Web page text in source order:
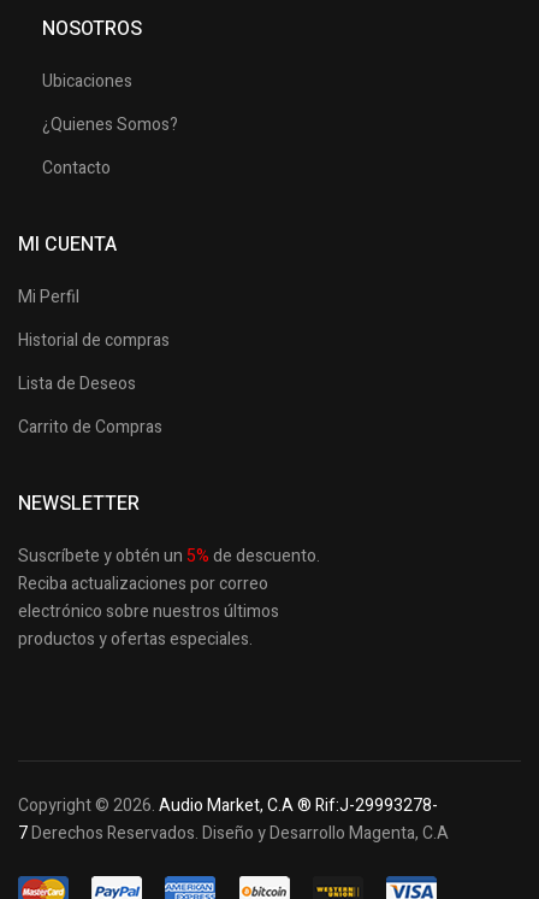
NOSOTROS
Ubicaciones
¿Quienes Somos?
Contacto
MI CUENTA
Mi Perfil
Historial de compras
Lista de Deseos
Carrito de Compras
NEWSLETTER
Suscríbete y obtén un 5%de descuento.
Reciba actualizaciones por correo
electrónico sobre nuestros últimos
productosy ofertas especiales.
Copyright © 2026.Audio Market, C.A ® Rif:J-29993278-
7Derechos Reservados. Diseño y Desarrollo Magenta, C.A